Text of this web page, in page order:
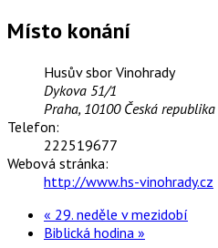
Místo konání
Husův sbor Vinohrady
Dykova 51/1
Praha, 10100 Česká republika
Telefon:
222519677
Webová stránka:
http://www.hs-vinohrady.cz
« 29. neděle v mezidobí
Biblická hodina »